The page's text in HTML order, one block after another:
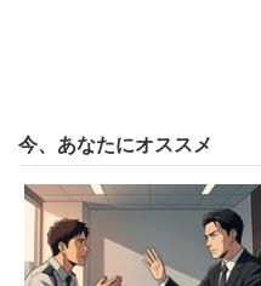
人に朝ドラ俳優が名
また、「『恋人にしたら
人」を聞いたところ、1位
今、あなたにオススメ